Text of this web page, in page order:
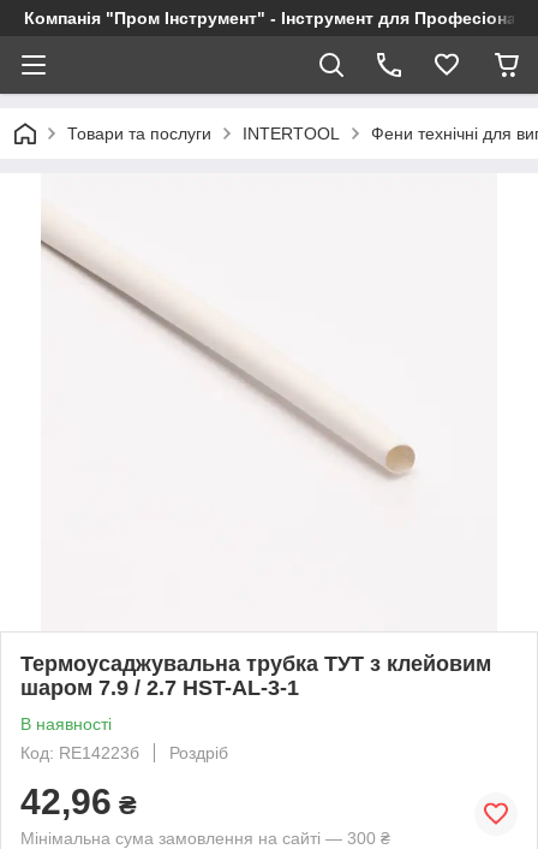
Компанія "Пром Інструмент" - Інструмент для
Товари та послуги INTERTOOL Фени технічні для
Термоусаджувальна трубка ТУТ з клейовим
шаром 7.9 / 2.7 HST-AL-3-1
В наявності
Код: RE14223б
Роздріб
42,96 ₴
Мінімальна сума замовлення на сайті — 300 ₴